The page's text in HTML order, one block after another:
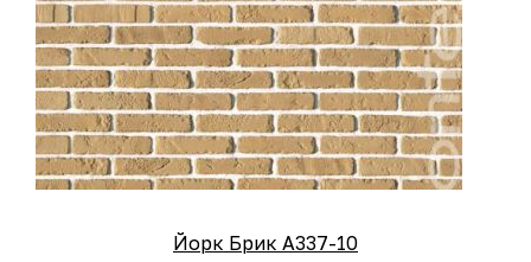
Йорк Брик А337-10